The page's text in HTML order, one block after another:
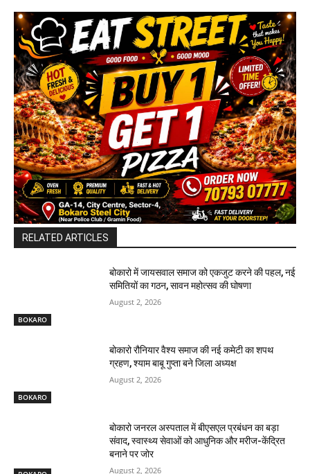
RELATED ARTICLES
BOKARO
बोकारो में जायसवाल समाज को एकजुट करने की पहल, नई
समितियों का गठन, सावन महोत्सव की घोषणा
August 2, 2026
BOKARO
बोकारो रौनियार वैश्य समाज की नई कमेटी का शपथ
ग्रहण, श्याम बाबू गुप्ता बने जिला अध्यक्ष
August 2, 2026
बोकारो जनरल अस्पताल में बीएसएल प्रबंधन का बड़ा
संवाद, स्वास्थ्य सेवाओं को आधुनिक और मरीज-केंद्रित
बनाने पर जोर
August 2, 2026